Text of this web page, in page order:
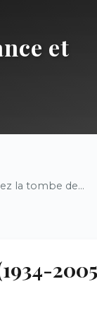
et
la tombe de...